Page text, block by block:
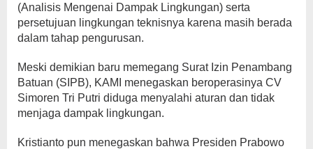
(Analisis Mengenai Dampak Lingkungan) serta
persetujuan lingkungan teknisnya karena masih berada
dalam tahap pengurusan.
Meski demikian baru memegang Surat Izin Penambang
Batuan (SIPB), KAMI menegaskan beroperasinya CV
Simoren Tri Putri diduga menyalahi aturan dan tidak
menjaga dampak lingkungan.
Kristianto pun menegaskan bahwa Presiden Prabowo